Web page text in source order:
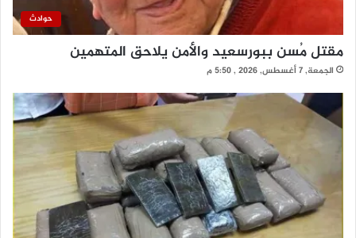
حوادث
مقتل مُسن ببورسعيد والأمن يلاحق المتهمين
الجمعة, 7 أغسطس, 2026 , 5:50 م